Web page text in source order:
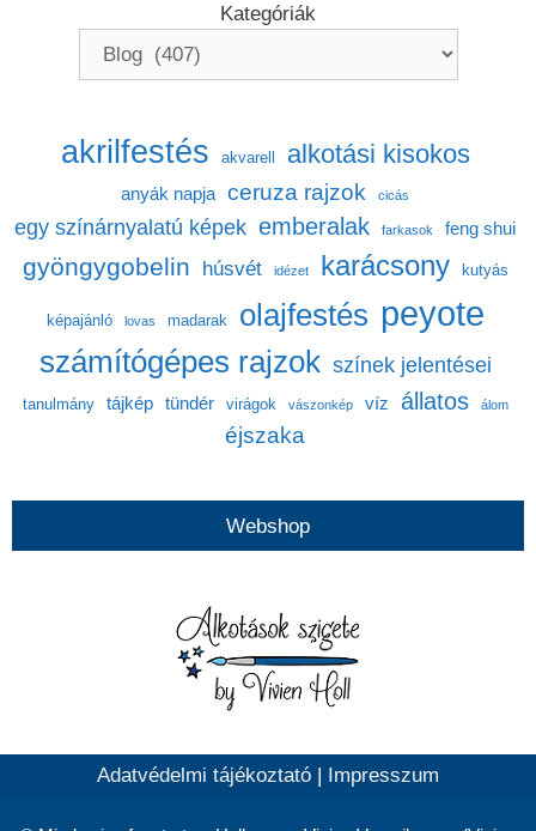
Kategóriák
akrilfestés akvarell alkotási kisokos
anyák napja ceruza rajzok cicás
egy színárnyalatú képek emberalak farkasok feng shui
gyöngygobelin húsvét idézet karácsony kutyás
képajánló lovas madarak olajfestés peyote
számítógépes rajzok színek jelentései
tanulmány tájkép tündér virágok vászonkép víz állatos álom
éjszaka
Webshop
Adatvédelmi tájékoztató | Impresszum